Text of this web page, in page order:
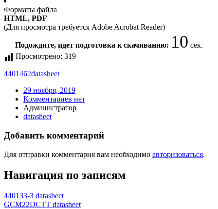
Форматы файла
HTML, PDF
(Для просмотра требуется Adobe Acrobat Reader)
Подождите, идет подготовка к скачиванию: 10 сек.
Просмотрено: 319
4401462datasheet
29 ноября, 2019
Комментариев нет
Администратор
datasheet
Добавить комментарий
Для отправки комментария вам необходимо авторизоваться.
Навигация по записям
440133-3 datasheet
GCM22DCTT datasheet